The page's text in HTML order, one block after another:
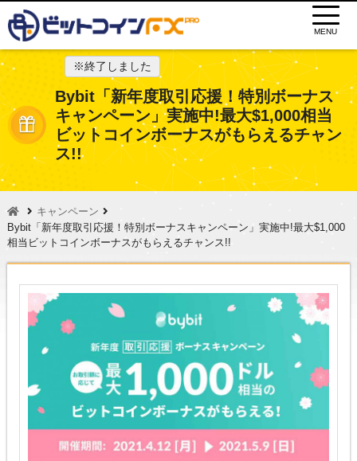
MENU
※終了しました
Bybit「新年度取引応援！特別ボーナス
キャンペーン」実施中!最大$1,000相当
ビットコインボーナスがもらえるチャン
ス!!
キャンペーン
Bybit「新年度取引応援！特別ボーナスキャンペーン」実施中!最大$1,000
相当ビットコインボーナスがもらえるチャンス!!